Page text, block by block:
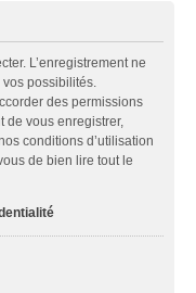
L’enregistrement ne
possibilités.
des permissions
de vous enregistrer,
conditions d’utilisation
de bien lire tout le